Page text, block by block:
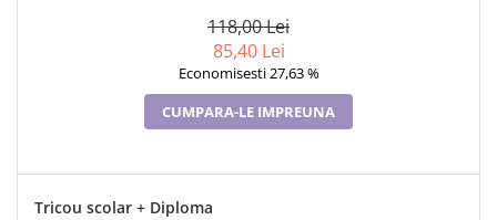
118,00 Lei
85,40 Lei
Economisesti 27,63 %
CUMPARA-LE IMPREUNA
Tricou scolar + Diploma